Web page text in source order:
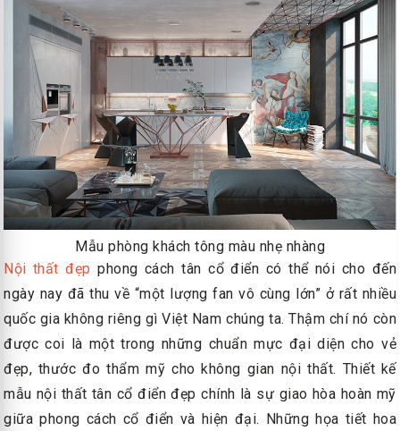
Mẫu phòng khách tông màu nhẹ nhàng
Nội thất đẹp phong cách tân cổ điển có thể nói cho đến
ngày nay đã thu về “một lượng fan vô cùng lớn” ở rất nhiều
quốc gia không riêng gì Việt Nam chúng ta. Thậm chí nó còn
được coi là một trong những chuẩn mực đại diện cho vẻ
đẹp, thước đo thẩm mỹ cho không gian nội thất. Thiết kế
mẫu nội thất tân cổ điển đẹp chính là sự giao hòa hoàn mỹ
giữa phong cách cổ điển và hiện đại. Những họa tiết hoa